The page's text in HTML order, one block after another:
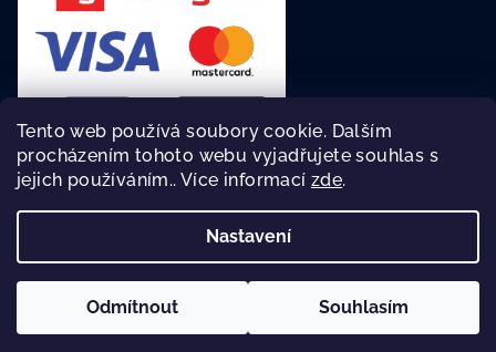
Tento web používá soubory cookie. Dalším
procházením tohoto webu vyjadřujete souhlas s
jejich používáním.. Více informací zde.
Nastavení
Odmítnout Souhlasím
Rychlá a bezpečná platba online.
vyhrazena.
Vytvořil Shoptet